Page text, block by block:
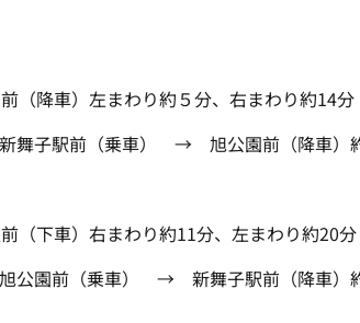
車）左まわり約５分、右まわり約14分
舞子駅前（乗車） → 旭公園前（降車）
車）右まわり約11分、左まわり約20分
公園前（乗車） → 新舞子駅前（降車）